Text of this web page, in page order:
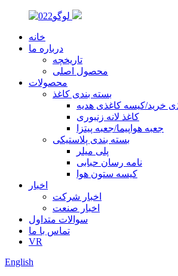
خانه
درباره ما
تاریخچه
محصول اصلی
محصولات
بسته بندی کاغذ
خرید/کیسه کاغذی هدیه
کاغذ لانه زنبوری
جعبه هواپیما/جعبه پیتزا
بسته بندی پلاستیکی
پلی میلر
نامه رسان حبابی
کیسه ستون هوا
اخبار
اخبار شرکت
اخبار صنعت
سوالات متداول
تماس با ما
VR
English